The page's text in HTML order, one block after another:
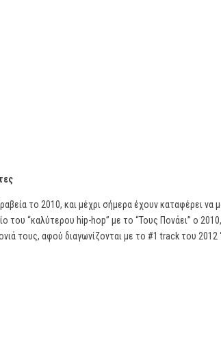
το 2010, και μέχρι σήμερα έχουν καταφέρει
του “καλύτερου hip-hop” με το “Τους Πονάει” ο
τους, αφού διαγωνίζονται με το #1 track του 2012